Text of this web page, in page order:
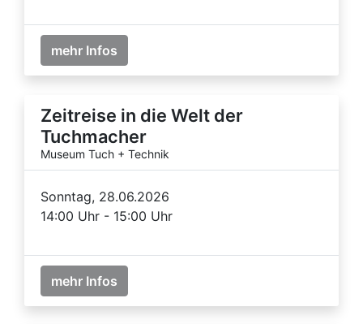
mehr Infos
Zeitreise in die Welt der
Tuchmacher
Museum Tuch + Technik
Sonntag, 28.06.2026
14:00 Uhr - 15:00 Uhr
mehr Infos